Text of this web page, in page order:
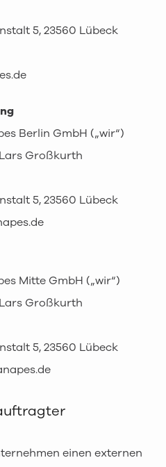
5, 23560 Lübeck
Berlin GmbH („wir“)
Großkurth
5, 23560 Lübeck
Mitte GmbH („wir“)
Großkurth
5, 23560 Lübeck
einen externen